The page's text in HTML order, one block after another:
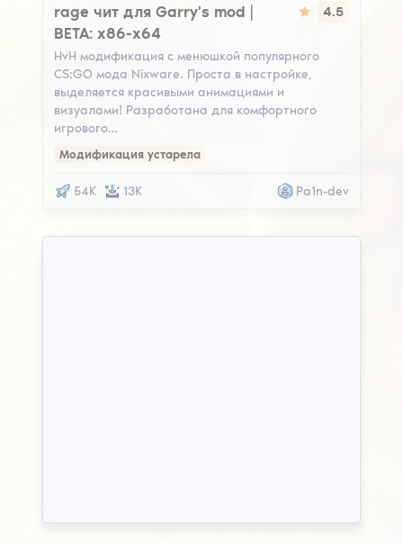
rage чит для Garry's mod |
BETA: x86-x64
4.5
HvH модификация с менюшкой популярного
CS:GO мода Nixware. Проста в настройке,
выделяется красивыми анимациями и
визуалами! Разработана для комфортного
игрового…
Модификация устарела
54K 13K Pa1n-dev